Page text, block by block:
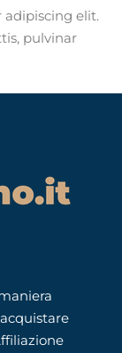
adipiscing elit.
pulvinar